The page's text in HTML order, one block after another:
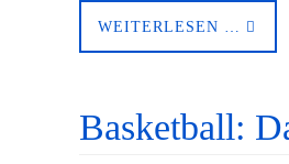
WEITERLESEN …
Basketball: